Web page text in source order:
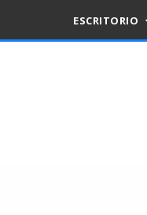
ESCRITORIO